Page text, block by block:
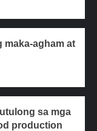
agham at
sa mga
production